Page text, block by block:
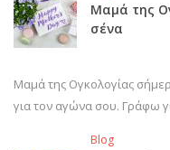
Μαμά της
σένα
Μαμά της Ογκολογίας
για τον αγώνα σου. Γράφω
Blog